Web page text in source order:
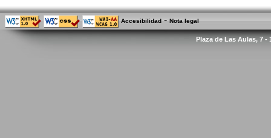
Accesibilidad - Nota legal
Plaza de Las Aulas, 7 -